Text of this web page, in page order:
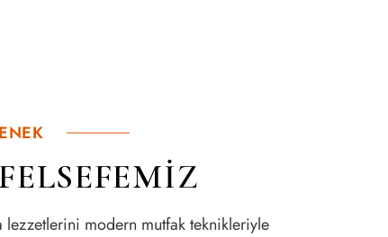
lezzetlerini modern mutfak teknikleriyle